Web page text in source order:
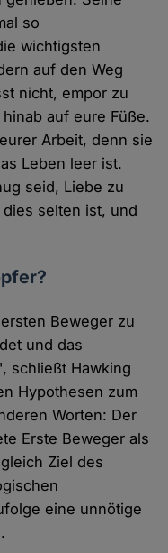
so
wichtigsten
auf den Weg
nicht, empor zu
auf eure Füße.
Arbeit, denn sie
Leben leer ist.
seid, Liebe zu
selten ist, und
Beweger zu
und das
schließt Hawking
Hypothesen zum
Worten: Der
Erste Beweger als
Ziel des
eine unnötige